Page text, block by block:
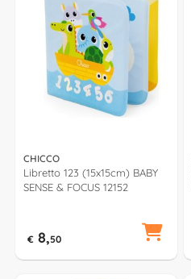
CHICCO
Libretto 123 (15x15cm) BABY
SENSE & FOCUS 12152
€ 8,50